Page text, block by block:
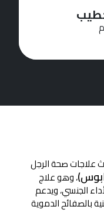
الذكورة
صحة الرجل
، وهو علاج
ويدعم
الدموية